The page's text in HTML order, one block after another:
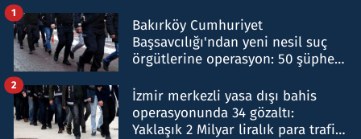
Bakırköy Cumhuriyet
Başsavcılığı'ndan yeni nesil suç
örgütlerine operasyon: 50 şüpheli
1
İzmir merkezli yasa dışı bahis
operasyonunda 34 gözaltı:
Yaklaşık 2 Milyar liralık para trafiği
2